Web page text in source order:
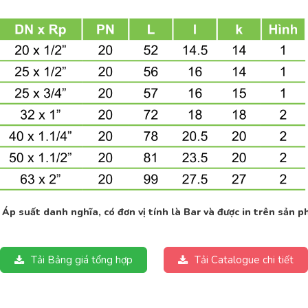
Áp suất danh nghĩa, có đơn vị tính là Bar và được in trên sản
Tải Bảng giá tổng hợp Tải Catalogue chi tiết